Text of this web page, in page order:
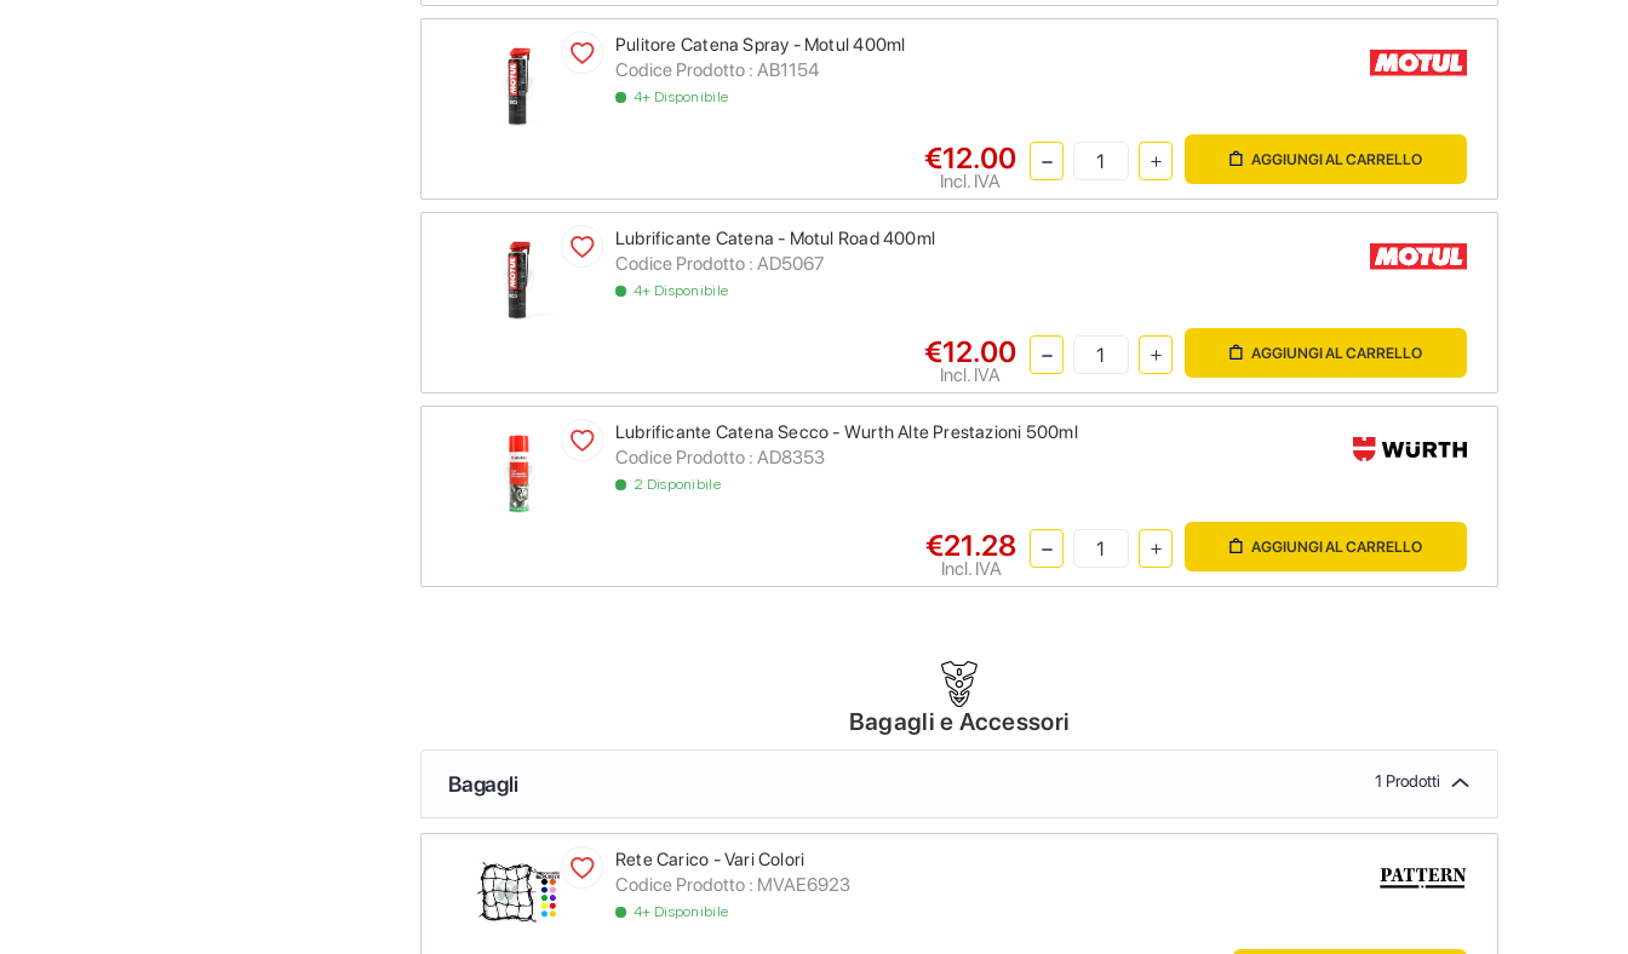
Pulitore Catena Spray - Motul 400ml
Codice Prodotto : AB1154
4+ Disponibile
€12.00
Incl. IVA
AGGIUNGI AL CARRELLO
Lubrificante Catena - Motul Road 400ml
Codice Prodotto : AD5067
4+ Disponibile
€12.00
Incl. IVA
AGGIUNGI AL CARRELLO
Lubrificante Catena Secco - Wurth Alte Prestazioni 500ml
Codice Prodotto : AD8353
2 Disponibile
€21.28
Incl. IVA
AGGIUNGI AL CARRELLO
Bagagli e Accessori
Bagagli 1 Prodotti
Rete Carico - Vari Colori
Codice Prodotto : MVAE6923
4+ Disponibile